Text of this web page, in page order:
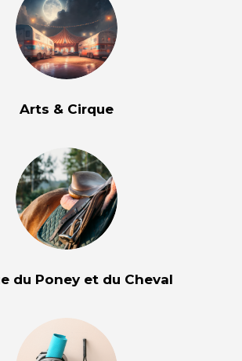
Arts & Cirque
du Poney et du Cheval